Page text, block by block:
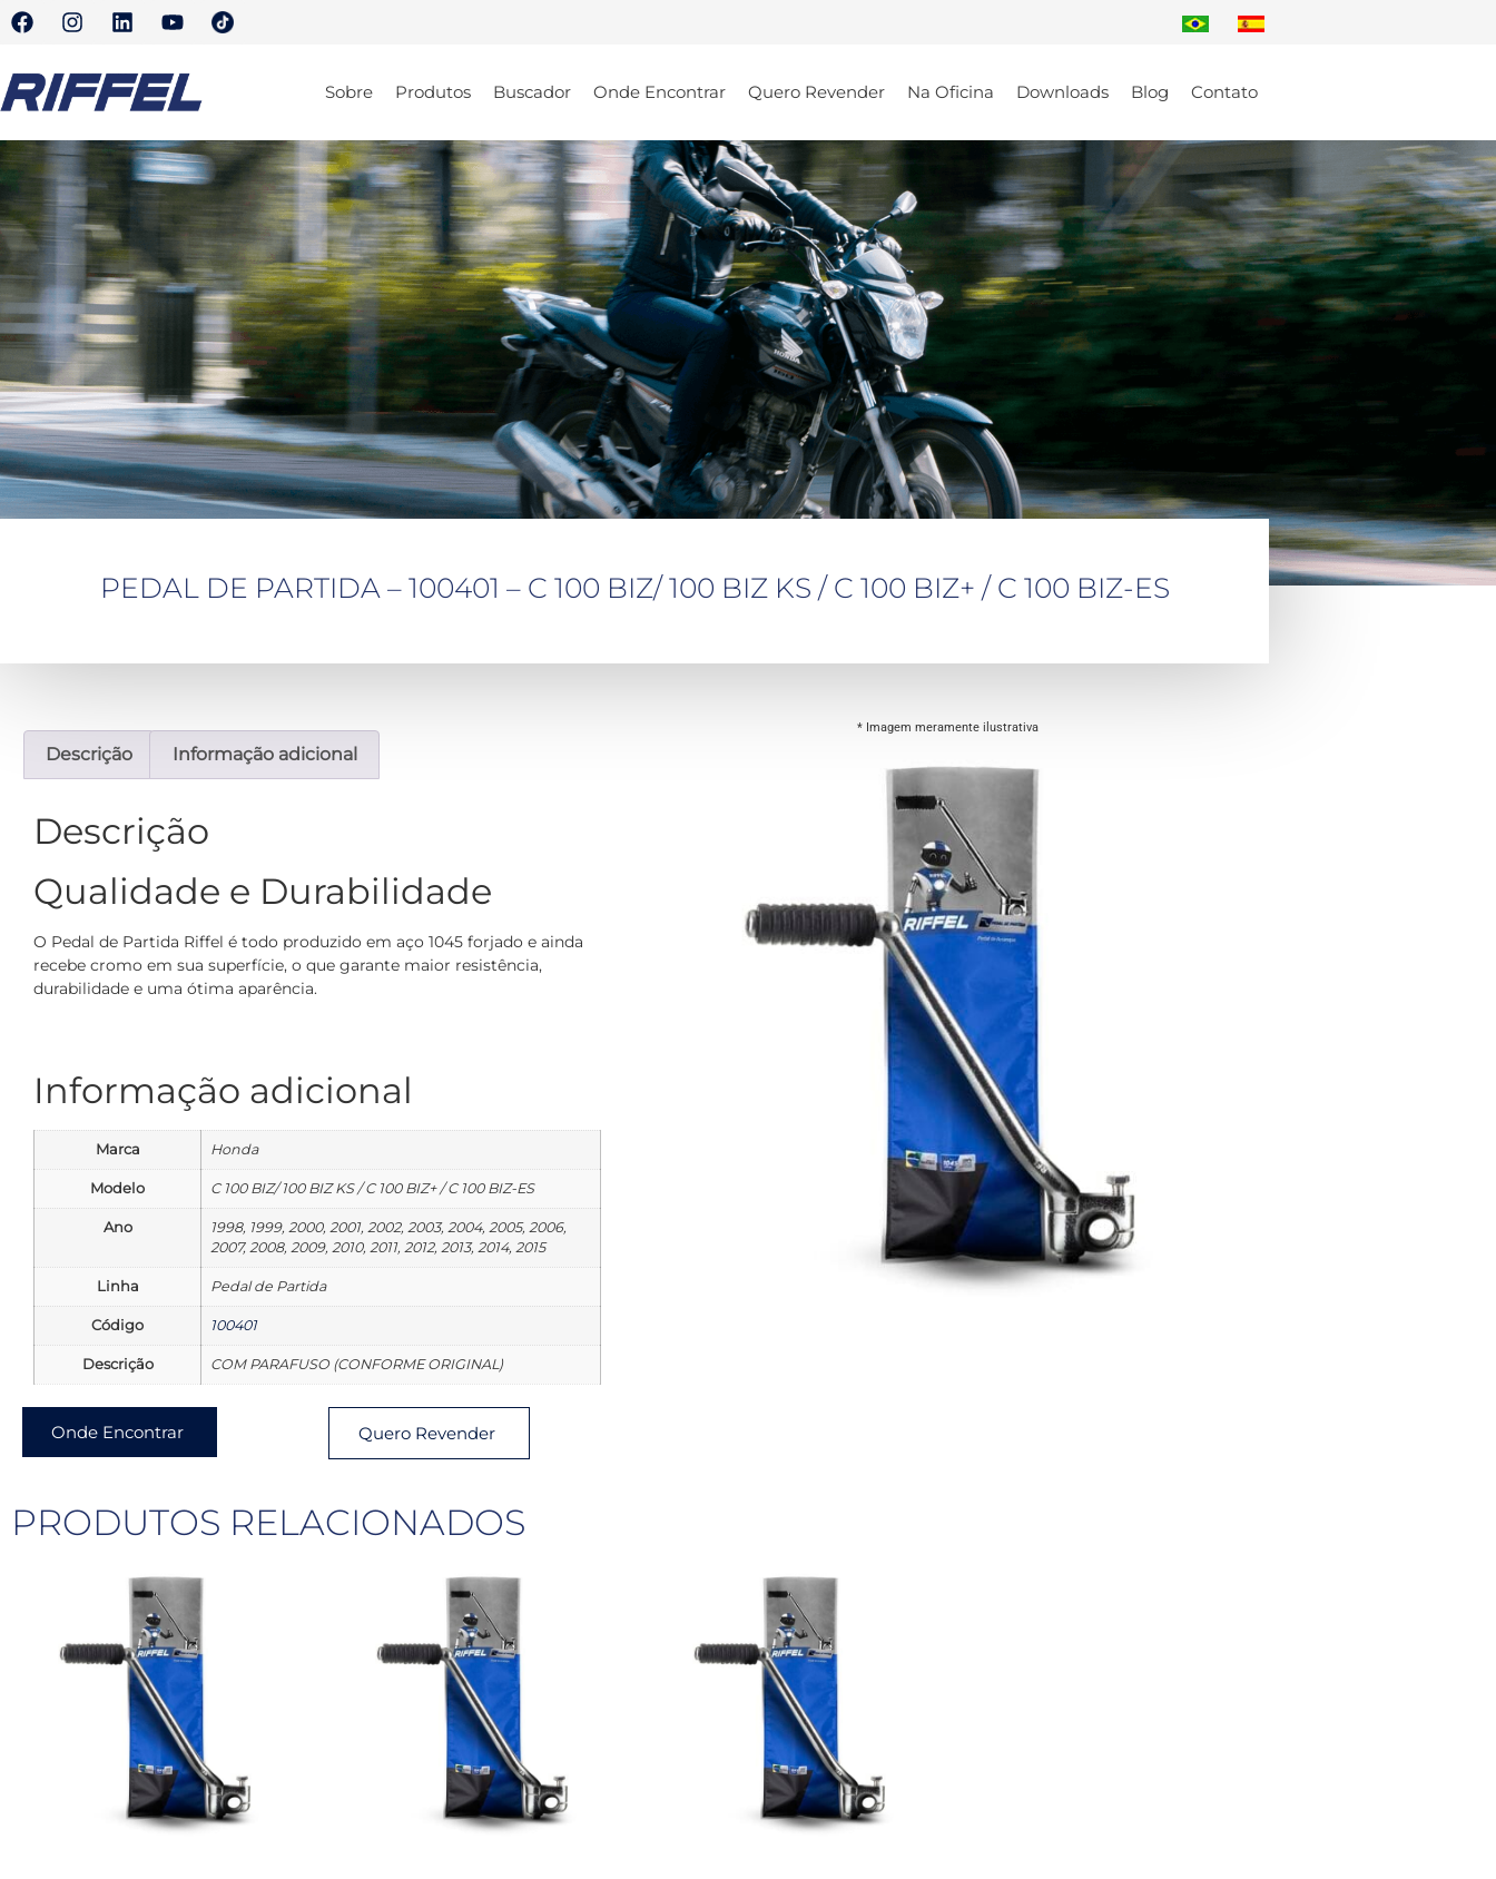
Sobre Produtos Buscador Onde Encontrar Quero Revender Na Oficina Downloads Blog Contato
PEDAL DE PARTIDA – 100401 – C 100 BIZ/ 100 BIZ KS / C 100 BIZ+ / C 100 BIZ-ES
Descrição Informação adicional
Descrição
Qualidade e Durabilidade
O Pedal de Partida Riffel é todo produzido em aço 1045 forjado e ainda
recebe cromo em sua superfície, o que garante maior resistência,
durabilidade e uma ótima aparência.
Informação adicional
Marca Honda
Modelo C 100 BIZ/ 100 BIZ KS / C 100 BIZ+ / C 100 BIZ-ES
Ano
1998, 1999, 2000, 2001, 2002, 2003, 2004, 2005, 2006,
2007, 2008, 2009, 2010, 2011, 2012, 2013, 2014, 2015
Linha Pedal de Partida
Código 100401
Descrição COM PARAFUSO (CONFORME ORIGINAL)
Onde Encontrar Quero Revender
* Imagem meramente ilustrativa
PRODUTOS RELACIONADOS